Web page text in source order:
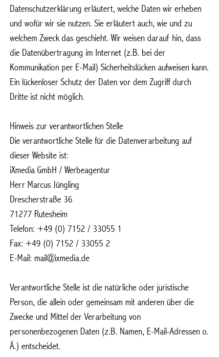
Datenschutzerklärung erläutert, welche Daten wir erheben
und wofür wir sie nutzen. Sie erläutert auch, wie und zu
welchem Zweck das geschieht. Wir weisen darauf hin, dass
die Datenübertragung im Internet (z.B. bei der
Kommunikation per E-Mail) Sicherheitslücken aufweisen kann.
Ein lückenloser Schutz der Daten vor dem Zugriff durch
Dritte ist nicht möglich.
Hinweis zur verantwortlichen Stelle
Die verantwortliche Stelle für die Datenverarbeitung auf
dieser Website ist:
iXmedia GmbH / Werbeagentur
Herr Marcus Jüngling
Drescherstraße 36
71277 Rutesheim
Telefon: +49 (0) 7152 / 33055 1
Fax: +49 (0) 7152 / 33055 2
E-Mail: mail@ixmedia.de
Verantwortliche Stelle ist die natürliche oder juristische
Person, die allein oder gemeinsam mit anderen über die
Zwecke und Mittel der Verarbeitung von
personenbezogenen Daten (z.B. Namen, E-Mail-Adressen o.
Ä.) entscheidet.